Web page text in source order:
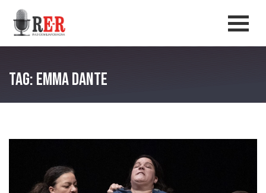
Salta al contenuto principale
Tag: Emma Dante